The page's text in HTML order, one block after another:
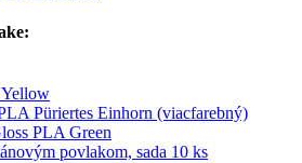
Püriertes Einhorn (viacfarebný)
PLA Green
povlakom, sada 10 ks